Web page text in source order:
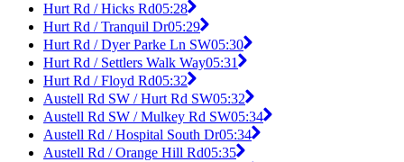
Hurt Rd / Hicks Rd05:28
Hurt Rd / Tranquil Dr05:29
Hurt Rd / Dyer Parke Ln SW05:30
Hurt Rd / Settlers Walk Way05:31
Hurt Rd / Floyd Rd05:32
Austell Rd SW / Hurt Rd SW05:32
Austell Rd SW / Mulkey Rd SW05:34
Austell Rd / Hospital South Dr05:34
Austell Rd / Orange Hill Rd05:35